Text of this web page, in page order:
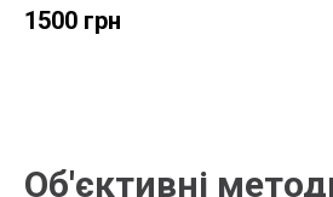
1500 грн
Об'єктивні